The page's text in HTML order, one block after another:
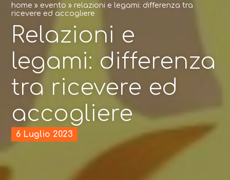
home » evento » relazioni e legami: differenza tra
ricevere ed accogliere
Relazioni e
legami: differenza
tra ricevere ed
accogliere
6 Luglio 2023